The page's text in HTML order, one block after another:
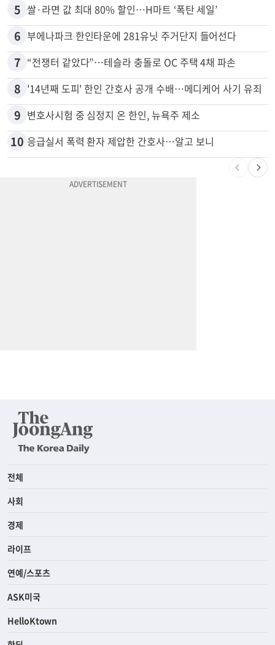
5 쌀·라면 값 최대 80% 할인…H마트 ‘폭탄 세일’
6 부에나파크 한인타운에 281유닛 주거단지 들어선다
7 “전쟁터 같았다”…테슬라 충돌로 OC 주택 4채 파손
8 '14년째 도피' 한인 간호사 공개 수배…메디케어 사기 유죄
9 변호사시험 중 심정지 온 한인, 뉴욕주 제소
10 응급실서 폭력 환자 제압한 간호사…알고 보니
전체
사회
경제
라이프
연예/스포츠
ASK미국
HelloKtown